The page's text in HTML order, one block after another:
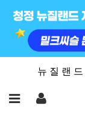
뉴 질 랜